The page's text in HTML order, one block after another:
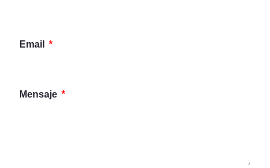
Email
Mensaje